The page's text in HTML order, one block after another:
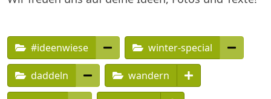
#ideenwiese winter-special
daddeln wandern